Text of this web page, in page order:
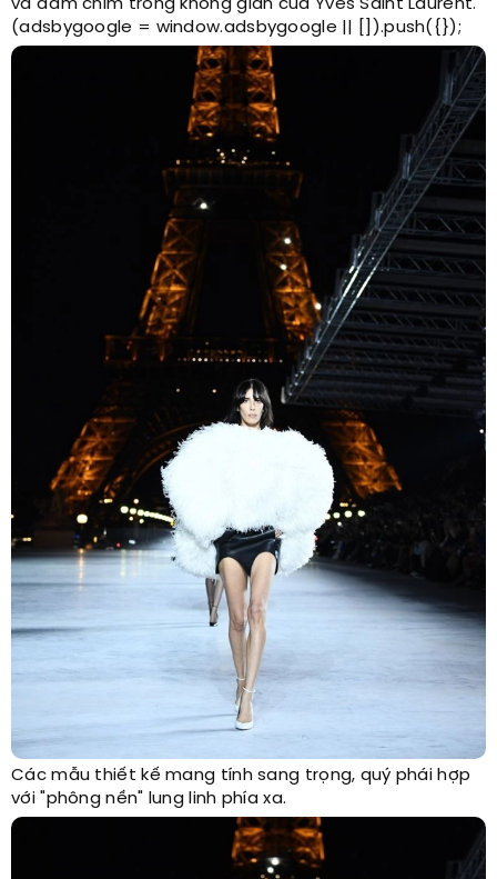
và đắm chìm trong không gian của Yves Saint Laurent.
(adsbygoogle = window.adsbygoogle || []).push({});
Các mẫu thiết kế mang tính sang trọng, quý phái hợp
với "phông nền" lung linh phía xa.